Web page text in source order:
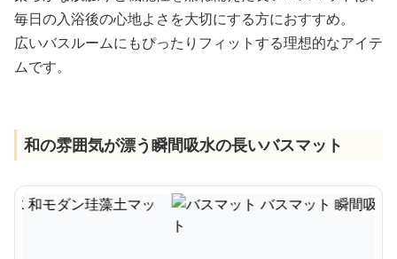
毎日の入浴後の心地よさを大切にする方におすすめ。
広いバスルームにもぴったりフィットする理想的なアイテ
ムです。
和の雰囲気が漂う瞬間吸水の長いバスマット